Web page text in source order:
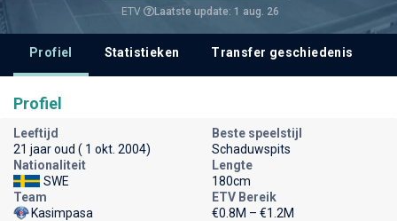
ETV Laatste update: 1 aug. 26
Profiel Statistieken Transfer geschiedenis
Profiel
Leeftijd
21 jaar oud ( 1 okt. 2004)
Beste speelstijl
Schaduwspits
Nationaliteit
SWE
Lengte
180cm
Team
Kasimpasa
ETV Bereik
€0.8M – €1.2M